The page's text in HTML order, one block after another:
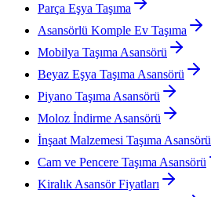
Parça Eşya Taşıma
Asansörlü Komple Ev Taşıma
Mobilya Taşıma Asansörü
Beyaz Eşya Taşıma Asansörü
Piyano Taşıma Asansörü
Moloz İndirme Asansörü
İnşaat Malzemesi Taşıma Asansörü
Cam ve Pencere Taşıma Asansörü
Kiralık Asansör Fiyatları